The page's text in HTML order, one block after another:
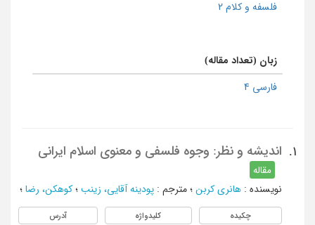
فلسفه و کلام 2
زبان (تعداد مقاله)
فارسی 4
1. اندیشه و نظر: وجوه فلسفی و معنوی اسلام ایرانی
مقاله
نویسنده : هانری کربن ؛ مترجم : پودینه آقایی، زینب ؛ کوهکن، رضا ؛
چکیده کلیدواژه آدرس